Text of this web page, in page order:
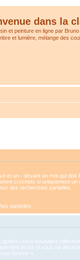
dans la
et peinture en ligne par
et lumière, mélange des
et un - devant un mot qui doit
entre crochets si uniquement un
des recherches partielles.
partielles.
vous souhaitez effectuer
inclus si vous ne
forums ».